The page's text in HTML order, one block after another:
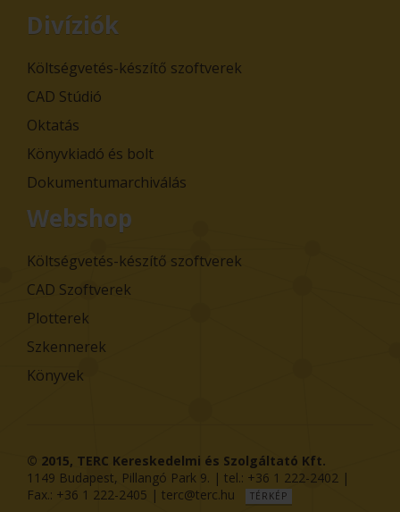
Divíziók
Költségvetés-készítő szoftverek
CAD Stúdió
Oktatás
Könyvkiadó és bolt
Dokumentumarchiválás
Webshop
Költségvetés-készítő szoftverek
CAD Szoftverek
Plotterek
Szkennerek
Könyvek
© 2015, TERC Kereskedelmi és Szolgáltató Kft.
1149 Budapest, Pillangó Park 9. | tel.: +36 1 222-2402 |
Fax.: +36 1 222-2405 | terc@terc.hu TÉRKÉP